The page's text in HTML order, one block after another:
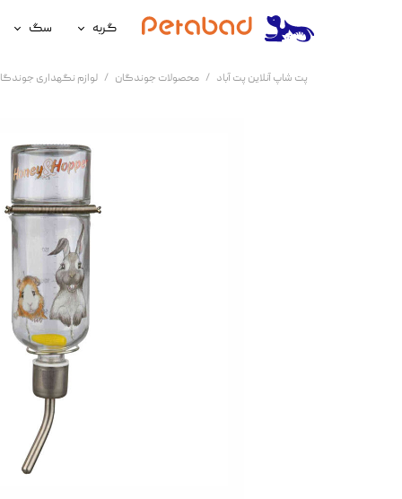
گربه
غذای گربه
سلامتی گربه
آرایشی و بهداشتی گربه
سگ
غذای سگ
سلامتی سگ
آرایشی و
پت شاپ آنلاین پت آباد محصولات جوندگان لوازم نگهداری